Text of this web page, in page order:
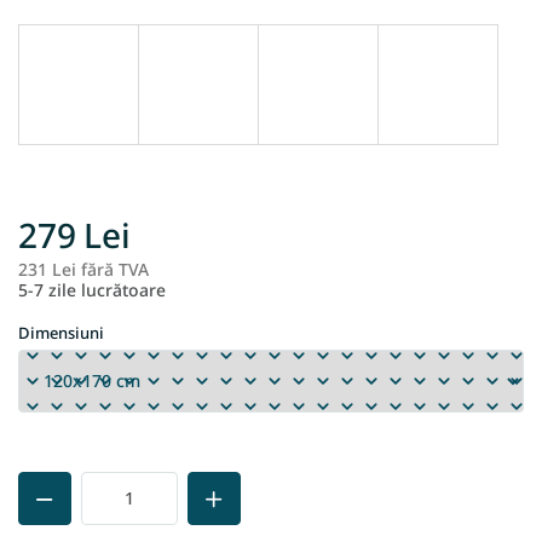
279 Lei
231 Lei fără TVA
5-7 zile lucrătoare
Dimensiuni